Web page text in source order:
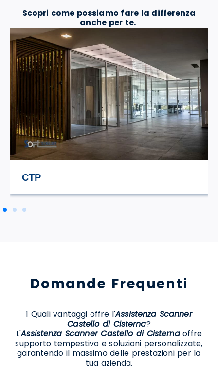
Scopri come possiamo fare la differenza
anche per te.
STILE TV
Domande Frequenti
1 Quali vantaggi offre l'Assistenza Scanner
Castello di Cisterna?
L'Assistenza Scanner Castello di Cisternaoffre
supporto tempestivo e soluzioni personalizzate,
garantendo il massimo delle prestazioni per la
tua azienda.